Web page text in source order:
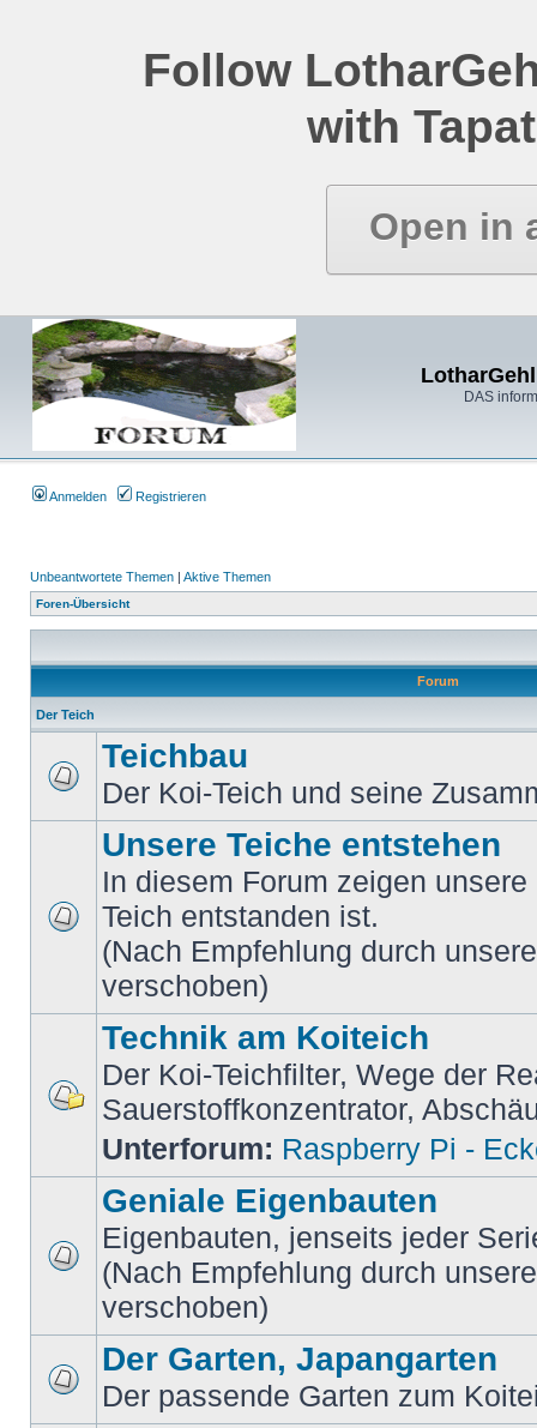
Follow
with
Open in
DAS
Anmelden Registrieren
Unbeantwortete Themen | Aktive Themen
Foren-Übersicht
Forum
Der Teich
Teichbau
Der Koi-Teich und seine
Unsere Teiche entstehen
In diesem Forum zeigen
Teich entstanden ist.
(Nach Empfehlung durch
verschoben)
Technik am Koiteich
Der Koi-Teichfilter, Wege der
Sauerstoffkonzentrator,
Unterforum: Raspberry Pi -
Geniale Eigenbauten
Eigenbauten, jenseits jeder
(Nach Empfehlung durch
verschoben)
Der Garten, Japangarten
Der passende Garten zum